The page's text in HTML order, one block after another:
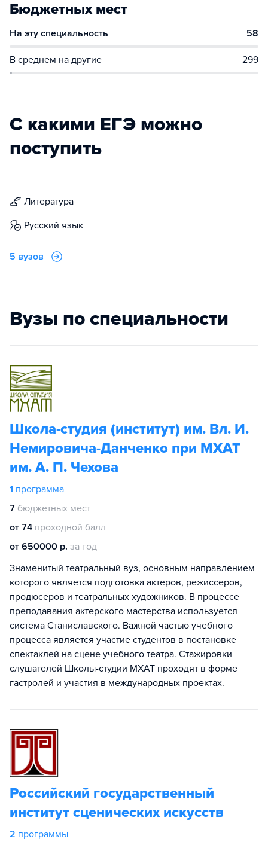
Бюджетных мест
На эту специальность 58
В среднем на другие 299
С какими ЕГЭ можно
поступить
литература
русский язык
5 вузов
Вузы по специальности
Школа-студия (институт) им. Вл. И.
Немировича-Данченко при МХАТ
им. А. П. Чехова
1 программа
7 бюджетных мест
от 74 проходной балл
от 650000 р. за год
Знаменитый театральный вуз, основным направлением
которого является подготовка актеров, режиссеров,
продюсеров и театральных художников. В процессе
преподавания актерского мастерства используется
система Станиславского. Важной частью учебного
процесса является участие студентов в постановке
спектаклей на сцене учебного театра. Стажировки
слушателей Школы-студии МХАТ проходят в форме
гастролей и участия в международных проектах.
Российский государственный
институт сценических искусств
2 программы